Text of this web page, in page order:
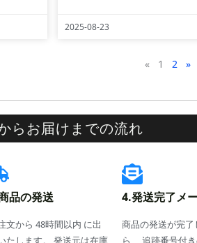
2025-08-23
« 1 2 »
らお届けまでの流れ
品の発送
文から 48時間以内 に出
たします。 発送元は在庫
4.発送完了メ
商品の発送が完了
ら、 追跡番号付